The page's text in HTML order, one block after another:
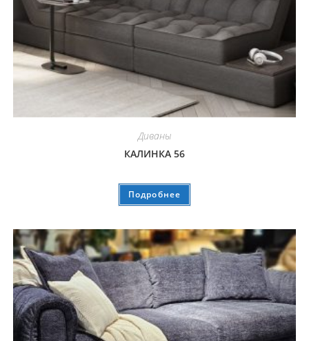
Диваны
КАЛИНКА 56
Подробнее